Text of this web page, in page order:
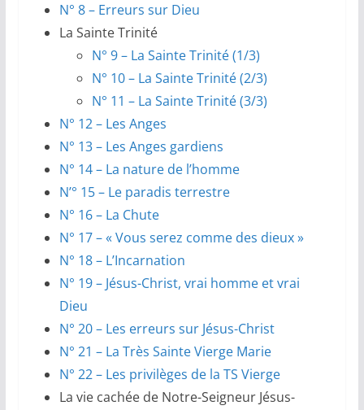
N° 8 – Erreurs sur Dieu
La Sainte Trinité
N° 9 – La Sainte Trinité (1/3)
N° 10 – La Sainte Trinité (2/3)
N° 11 – La Sainte Trinité (3/3)
N° 12 – Les Anges
N° 13 – Les Anges gardiens
N° 14 – La nature de l’homme
N’° 15 – Le paradis terrestre
N° 16 – La Chute
N° 17 – « Vous serez comme des dieux »
N° 18 – L’Incarnation
N° 19 – Jésus-Christ, vrai homme et vrai
Dieu
N° 20 – Les erreurs sur Jésus-Christ
N° 21 – La Très Sainte Vierge Marie
N° 22 – Les privilèges de la TS Vierge
La vie cachée de Notre-Seigneur Jésus-